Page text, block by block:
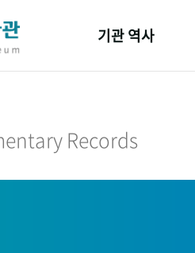
기관 역사
기관 변천사
Records